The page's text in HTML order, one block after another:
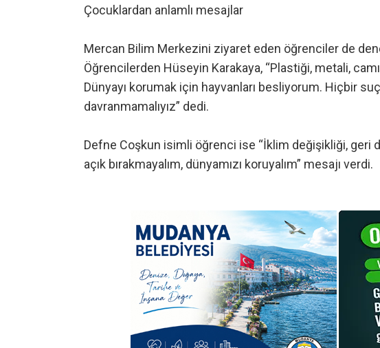
Çocuklardan anlamlı mesajlar
Mercan Bilim Merkezini ziyaret eden öğrenciler de
Öğrencilerden Hüseyin Karakaya, “Plastiği, metali, camı
Dünyayı korumak için hayvanları besliyorum. Hiçbir
davranmamalıyız” dedi.
Defne Coşkun isimli öğrenci ise “İklim değişikliği, geri
açık bırakmayalım, dünyamızı koruyalım” mesajı verdi.